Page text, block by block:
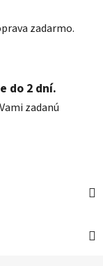
zadarmo.
do 2 dní.
zadanú